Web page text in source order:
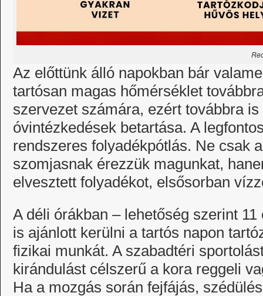
Az előttünk álló napokban bár
tartósan magas hőmérséklet
szervezet számára, ezért továbbra
óvintézkedések betartása. A
rendszeres folyadékpótlás. Ne csak
szomjasnak érezzük magunkat,
elvesztett folyadékot, elsősorban
A déli órákban – lehetőség szerint
is ajánlott kerülni a tartós napon
fizikai munkát. A szabadtéri
kirándulást célszerű a kora reggeli
Ha a mozgás során fejfájás,